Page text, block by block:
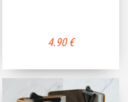
4.90€